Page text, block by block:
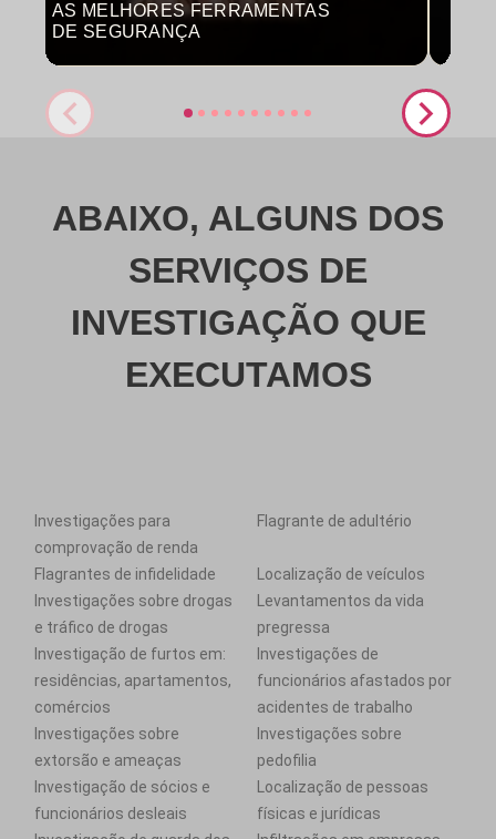
AS MELHORES FERRAMENTAS
DE SEGURANÇA
ABAIXO, ALGUNS DOS
SERVIÇOS DE
INVESTIGAÇÃO QUE
EXECUTAMOS
Investigações para
comprovação de renda
Flagrante de adultério
Flagrantes de infidelidade
Localização de veículos
Investigações sobre drogas
e tráfico de drogas
Levantamentos da vida
pregressa
Investigação de furtos em:
residências, apartamentos,
comércios
Investigações de
funcionários afastados por
acidentes de trabalho
Investigações sobre
extorsão e ameaças
Investigações sobre
pedofilia
Investigação de sócios e
funcionários desleais
Localização de pessoas
físicas e jurídicas